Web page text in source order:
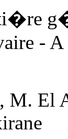
-
M. El